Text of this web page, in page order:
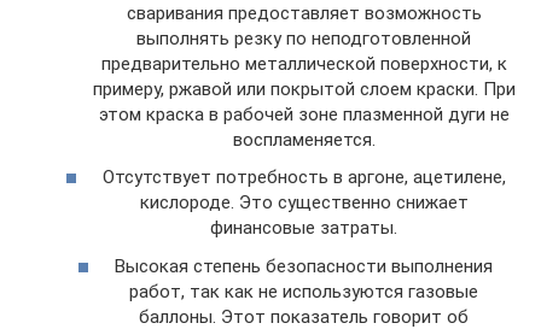
сваривания предоставляет возможность
выполнять резку по неподготовленной
предварительно металлической поверхности, к
примеру, ржавой или покрытой слоем краски. При
этом краска в рабочей зоне плазменной дуги не
воспламеняется.
Отсутствует потребность в аргоне, ацетилене,
кислороде. Это существенно снижает
финансовые затраты.
Высокая степень безопасности выполнения
работ, так как не используются газовые
баллоны. Этот показатель говорит об